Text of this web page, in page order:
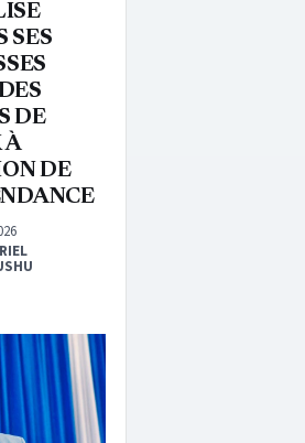
SES
DE
À
DE